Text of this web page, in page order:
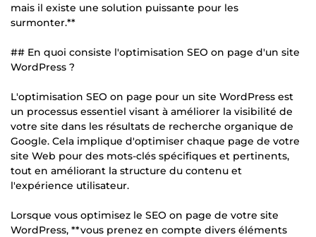
mais il existe une solution puissante pour les
surmonter.**
## En quoi consiste l'optimisation SEO on page d'un site
WordPress ?
L'optimisation SEO on page pour un site WordPress est
un processus essentiel visant à améliorer la visibilité de
votre site dans les résultats de recherche organique de
Google. Cela implique d'optimiser chaque page de votre
site Web pour des mots-clés spécifiques et pertinents,
tout en améliorant la structure du contenu et
l'expérience utilisateur.
Lorsque vous optimisez le SEO on page de votre site
WordPress, **vous prenez en compte divers éléments